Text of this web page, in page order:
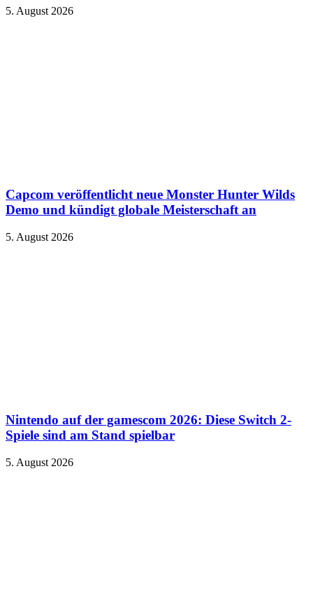
5. August 2026
Capcom veröffentlicht neue Monster Hunter Wilds
Demo und kündigt globale Meisterschaft an
5. August 2026
Nintendo auf der gamescom 2026: Diese Switch 2-
Spiele sind am Stand spielbar
5. August 2026